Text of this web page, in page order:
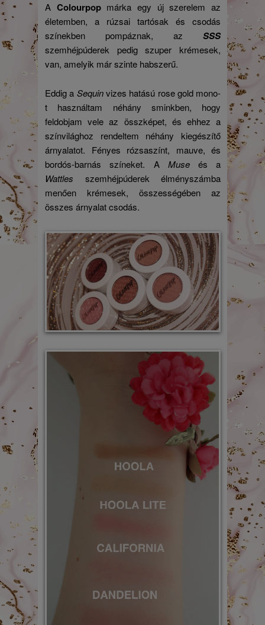
A Colourpopmárka egy új szerelem az
életemben, a rúzsai tartósak és csodás
színekben pompáznak, azSSS
szemhéjpúderek pedig szuper krémesek,
van, amelyik már szinte habszerű.
Eddig a Sequinvizes hatású rose gold mono-
t használtam néhány sminkben, hogy
feldobjam vele az összképet, és ehhez a
színvilághoz rendeltem néhány kiegészítő
árnyalatot. Fényes rózsaszínt, mauve, és
bordós-barnás színeket. A Museés a
Wattles szemhéjpúderek élményszámba
menően krémesek, összességében az
összes árnyalat csodás.